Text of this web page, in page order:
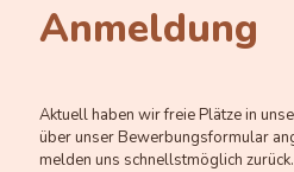
Anmeldung
Aktuell haben wir freie Plätze in
über unser Bewerbungsformular
melden uns schnellstmöglich zurück.